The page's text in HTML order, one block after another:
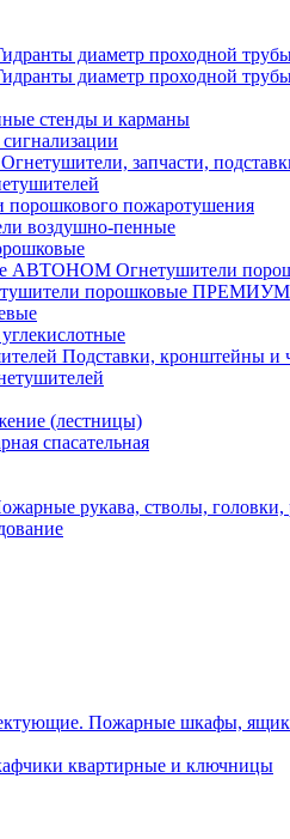
диаметр проходной
диаметр проходной
стенды и карманы
Огнетушители, запчасти,
порошкового пожаротушения
воздушно-пенные
Огнетушители
порошковые ПРЕМИУМ
Подставки, кронштейны и
(лестницы)
спасательная
рукава, стволы, головки,
Пожарные шкафы,
квартирные и ключницы